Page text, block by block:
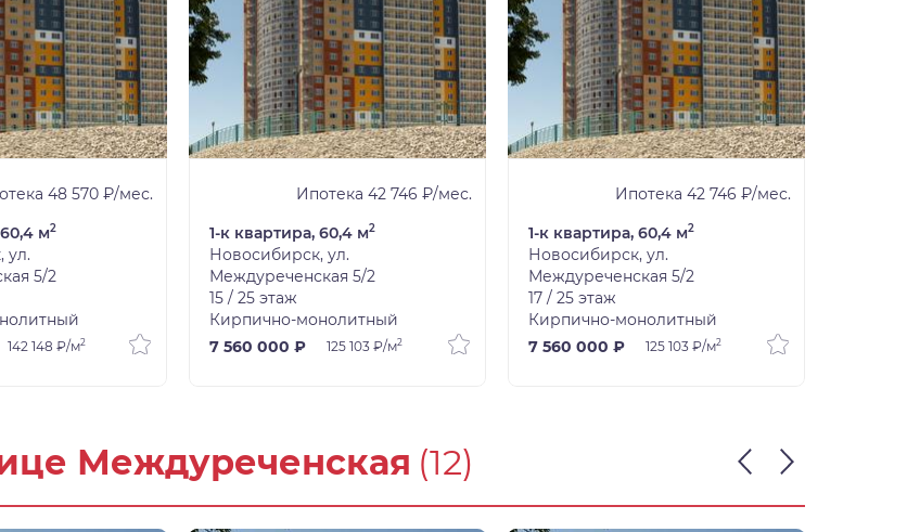
48 570 ₽/мес.
м2
ул.
5/2
142 148 ₽/м2
Ипотека 42 746 ₽/мес.
1-к квартира, 60,4 м2
Новосибирск, ул.
Междуреченская 5/2
15 / 25 этаж
Кирпично-монолитный
7 560 000 ₽
125 103 ₽/м2
Ипотека 42 746 ₽/мес.
1-к квартира, 60,4 м2
Новосибирск, ул.
Междуреченская 5/2
17 / 25 этаж
Кирпично-монолитный
7 560 000 ₽
125 103 ₽/м2
Междуреченская (12)